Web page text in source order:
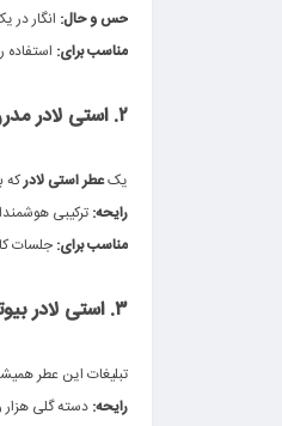
حس و حال: انگار در
مناسب برای:
۲. استی لادر مدرن میوز (Modern Muse)؛ الهه مدرن
یکعطر استی لادرکه
رایحه:ترکیبی
مناسب برای:جلسات
۳. استی لادر بیوتیفول (Beautiful)؛ رویای عروس
تبلیغات این عطر
رایحه:دسته گلی هزار